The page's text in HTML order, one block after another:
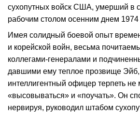
сухопутных войск США, умерший в
рабочим столом осенним днем 1974
Имея солидный боевой опыт
и корейской войн, весьма
коллегами-генералами и
давшими ему теплое прозвище Эйб,
интеллигентный офицер терпеть не
«высовываться» и «поучать». Он
нервируя, руководил штабом